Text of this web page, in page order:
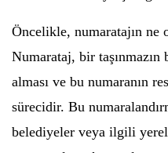
Öncelikle, numaratajın ne
Numarataj, bir taşınmazın
alması ve bu numaranın
sürecidir. Bu
belediyeler veya ilgili yerel